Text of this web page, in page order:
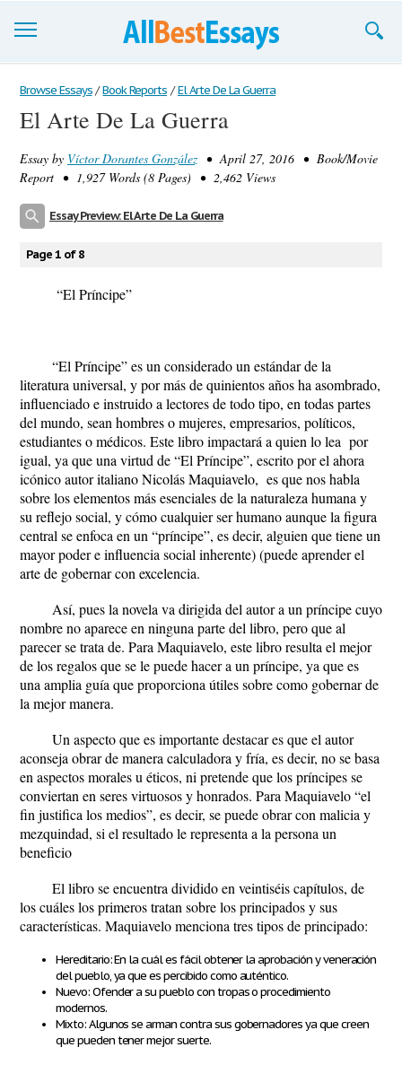
Browse Essays
Join now!
Login
Browse Essays / Book Reports / El Arte De La Guerra
El Arte De La Guerra
Essay by Víctor Dorantes González• April 27, 2016 • Book/Movie
Report • 1,927 Words (8 Pages) • 2,462 Views
Essay Preview: El Arte De La Guerra
Page 1 of 8
“El Príncipe”
“El Príncipe” es un considerado un estándar de la
literatura universal, y por más de quinientos años ha asombrado,
influenciado e instruido a lectores de todo tipo, en todas partes
del mundo, sean hombres o mujeres, empresarios, políticos,
estudiantes o médicos. Este libro impactará a quien lo lea por
igual, ya que una virtud de “El Príncipe”, escrito por el ahora
icónico autor italiano Nicolás Maquiavelo, es que nos habla
sobre los elementos más esenciales de la naturaleza humana y
su reflejo social, y cómo cualquier ser humano aunque la figura
central se enfoca en un “príncipe”, es decir, alguien que tiene un
mayor poder e influencia social inherente) (puede aprender el
arte de gobernar con excelencia.
Así, pues la novela va dirigida del autor a un príncipe cuyo
nombre no aparece en ninguna parte del libro, pero que al
parecer se trata de. Para Maquiavelo, este libro resulta el mejor
de los regalos que se le puede hacer a un príncipe, ya que es
una amplia guía que proporciona útiles sobre como gobernar de
la mejor manera.
Un aspecto que es importante destacar es que el autor
aconseja obrar de manera calculadora y fría, es decir, no se basa
en aspectos morales u éticos, ni pretende que los príncipes se
conviertan en seres virtuosos y honrados. Para Maquiavelo “el
fin justifica los medios”, es decir, se puede obrar con malicia y
mezquindad, si el resultado le representa a la persona un
beneficio
El libro se encuentra dividido en veintiséis capítulos, de
los cuáles los primeros tratan sobre los principados y sus
características. Maquiavelo menciona tres tipos de principado:
Hereditario: En la cuál es fácil obtener la aprobación y veneración
del pueblo, ya que es percibido como auténtico.
Nuevo: Ofender a su pueblo con tropas o procedimiento
modernos.
Mixto: Algunos se arman contra sus gobernadores ya que creen
que pueden tener mejor suerte.